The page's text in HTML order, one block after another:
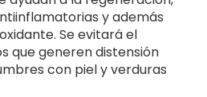
y además
Se evitará el
que generen distensión
con piel y verduras